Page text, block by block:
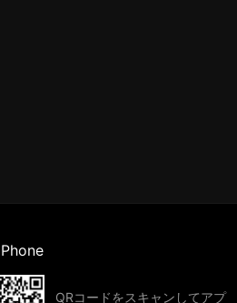
Phone
QRコードをスキャンしてアプ